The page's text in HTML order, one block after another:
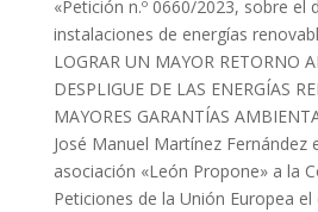
«Petición n.º 0660/2023, sobre el
instalaciones de energías
LOGRAR UN MAYOR RETORNO
DESPLIGUE DE LAS ENERGÍAS
MAYORES GARANTÍAS
José Manuel Martínez Fernández
asociación «León Propone» a la
Peticiones de la Unión Europea